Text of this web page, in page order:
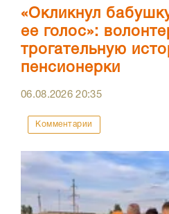
«Окликнул
ее голос»:
трогательную
пенсионерки
06.08.202620:35
Комментарии